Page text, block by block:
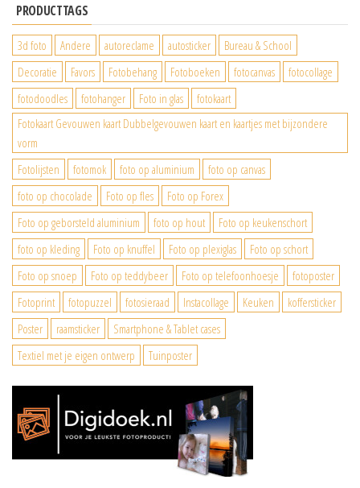
PRODUCTTAGS
3d foto Andere autoreclame autosticker
Bureau & School
Decoratie
Favors Fotobehang Fotoboeken fotocanvas
fotocollage
fotodoodles
fotohanger Foto in glas
fotokaart
Fotokaart Gevouwen kaart Dubbelgevouwen kaart en kaartjes met bijzondere
vorm
Fotolijsten
fotomok foto op aluminium
foto op canvas
foto op chocolade
Foto op fles
Foto op Forex
Foto op geborsteld aluminium
foto op hout
Foto op keukenschort
foto op kleding
Foto op knuffel Foto op plexiglas
Foto op schort
Foto op snoep
Foto op teddybeer Foto op telefoonhoesje
fotoposter
Fotoprint
fotopuzzel fotosieraad Instacollage Keuken
koffersticker
Poster
raamsticker
Smartphone & Tablet cases
Textiel met je eigen ontwerp
Tuinposter